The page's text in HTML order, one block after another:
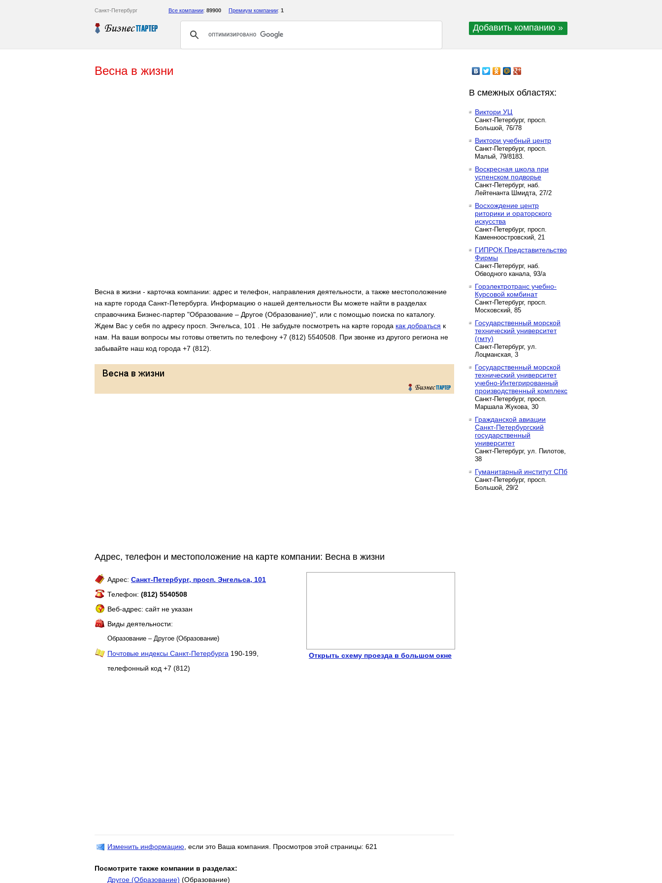
Санкт-Петербург Все компании: 89900 Премиум компании: 1
Добавить компанию »
Весна в жизни
Весна в жизни - карточка компании: адрес и телефон, направления деятельности, а также местоположение
на карте города Санкт-Петербурга. Информацию о нашей деятельности Вы можете найти в разделах
справочника Бизнес-партер "Образование – Другое (Образование)", или с помощью поиска по каталогу.
Ждем Вас у себя по адресу просп. Энгельса, 101 . Не забудьте посмотреть на карте города как добраться к
нам. На ваши вопросы мы готовы ответить по телефону +7 (812) 5540508. При звонке из другого региона не
забывайте наш код города +7 (812).
Адрес, телефон и местоположение на карте компании: Весна в жизни
Адрес: Санкт-Петербург, просп. Энгельса, 101
Телефон: (812) 5540508
Веб-адрес: сайт не указан
Виды деятельности:
Образование – Другое (Образование)
Почтовые индексы Санкт-Петербурга 190-199,
телефонный код +7 (812)
Открыть схему проезда в большом окне
Изменить информацию , если это Ваша компания. Просмотров этой страницы: 621
Посмотрите также компании в разделах:
Другое (Образование) (Образование)
В смежных областях:
Виктори УЦ
Санкт-Петербург, просп.
Большой, 76/78
Виктори учебный центр
Санкт-Петербург, просп.
Малый, 79/8183.
Воскресная школа при
успенском подворье
Санкт-Петербург, наб.
Лейтенанта Шмидта, 27/2
Восхождение центр
риторики и ораторского
искусства
Санкт-Петербург, просп.
Каменноостровский, 21
ГИПРОК Представительство
Фирмы
Санкт-Петербург, наб.
Обводного канала, 93/а
Горэлектротранс учебно-
Курсовой комбинат
Санкт-Петербург, просп.
Московский, 85
Государственный морской
технический университет
(гмту)
Санкт-Петербург, ул.
Лоцманская, 3
Государственный морской
технический университет
учебно-Интегрированный
производственный комплекс
Санкт-Петербург, просп.
Маршала Жукова, 30
Гражданской авиации
Санкт-Петербургский
государственный
университет
Санкт-Петербург, ул. Пилотов,
38
Гуманитарный институт СПб
Санкт-Петербург, просп.
Большой, 29/2